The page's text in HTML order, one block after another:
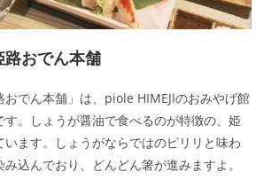
おでん本舗
おでん本舗」は、piole HIMEJIのおみやげ館
す。しょうが醤油で食べるのが特徴の、姫
います。しょうがならではのピリリと味わ
込んでおり、どんどん箸が進みますよ。